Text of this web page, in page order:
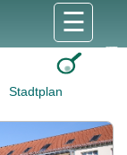
Stadtplan
☰